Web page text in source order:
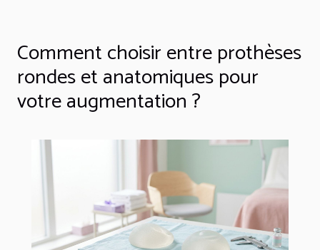
Comment choisir entre prothèses
rondes et anatomiques pour
votre augmentation ?